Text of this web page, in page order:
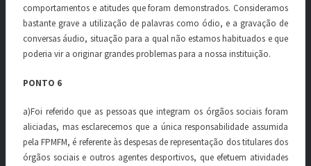
comportamentos e atitudes que foram demonstrados. Consideramos
bastante grave a utilização de palavras como ódio, e a gravação de
conversas áudio, situação para a qual não estamos habituados e que
poderia vir a originar grandes problemas para a nossa instituição.
PONTO 6
a)Foi referido que as pessoas que integram os órgãos sociais foram
aliciadas, mas esclarecemos que a única responsabilidade assumida
pela FPMFM, é referente às despesas de representação dos titulares dos
órgãos sociais e outros agentes desportivos, que efetuem atividades